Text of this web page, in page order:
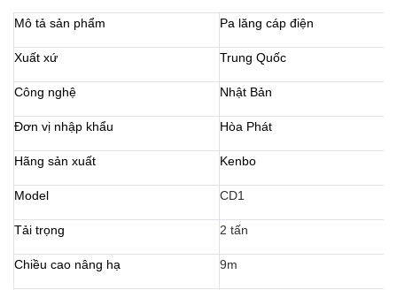
Tra dầu hộp số trước khi dùng
Kiểm tra và thay dầu hộp số định kỳ 3-5 tháng 1 lần
Cảnh báo
Không dùng để nâng hạ hàng hóa dưới mọi hình thức
Cấu tạo Pa lăng cáp điện Kenbo
Động cơ nâng: quấn 100% dây đồng, sử dụng lớp cách
Mô tả sản phẩm Pa lăng cáp điện
Xuất xứ Trung Quốc
Công nghệ Nhật Bản
Đơn vị nhập khẩu Hòa Phát
Hãng sản xuất Kenbo
Model CD1
Tải trọng 2 tấn
Chiều cao nâng hạ 9m